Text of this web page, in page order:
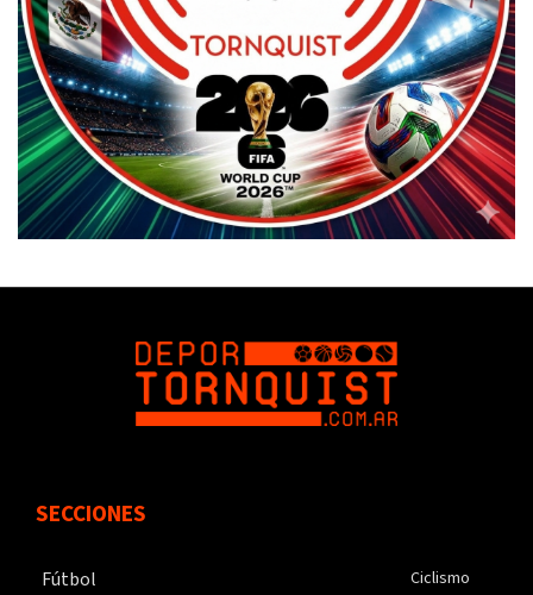
SECCIONES
Fútbol
Ciclismo